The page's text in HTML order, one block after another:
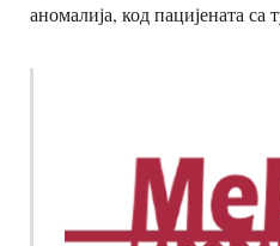
аномалија, код пацијената са